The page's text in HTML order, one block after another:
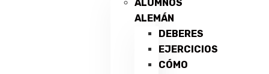
ALUMNOS
ALEMÁN
DEBERES
EJERCICIOS
CÓMO